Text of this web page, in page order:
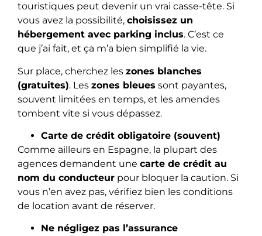
touristiques peut devenir un vrai casse-tête. Si
vous avez la possibilité, choisissez un
hébergement avec parking inclus. C’est ce
que j’ai fait, et ça m’a bien simplifié la vie.
Sur place, cherchez les zones blanches
(gratuites). Les zones bleues sont payantes,
souvent limitées en temps, et les amendes
tombent vite si vous dépassez.
Carte de crédit obligatoire (souvent)
Comme ailleurs en Espagne, la plupart des
agences demandent une carte de crédit au
nom du conducteur pour bloquer la caution. Si
vous n’en avez pas, vérifiez bien les conditions
de location avant de réserver.
Ne négligez pas l’assurance